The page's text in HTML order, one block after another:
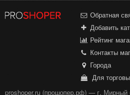
Обратная
Добавить
Рейтинг
Контакты
Города
Для
proshoper.ru (прошопер.рф) — г. Мирный